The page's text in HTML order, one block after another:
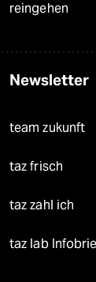
reingehen
Newsletter
team zukunft
taz frisch
taz zahl ich
taz lab